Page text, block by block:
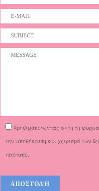
Χρησιμοποιώντας αυτή τη
την αποθήκευση και χειρισμό των
ιστότοπο.